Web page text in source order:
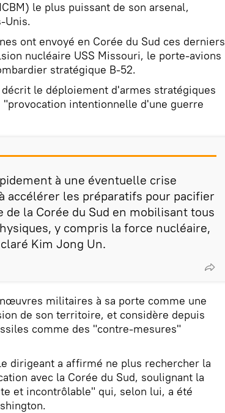
le plus puissant de son arsenal,
Unis.
ont envoyé en Corée du Sud ces derniers
nucléaire USS Missouri, le porte-avions
stratégique B-52.
le déploiement d'armes stratégiques
intentionnelle d'une guerre
à une éventuelle crise
accélérer les préparatifs pour pacifier
la Corée du Sud en mobilisant tous
y compris la force nucléaire,
Kim Jong Un.
militaires à sa porte comme une
de son territoire, et considère depuis
comme des "contre-mesures"
dirigeant a affirmé ne plus rechercher la
avec la Corée du Sud, soulignant la
et incontrôlable" qui, selon lui, a été